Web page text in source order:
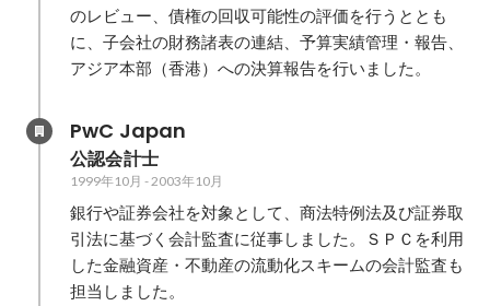
のレビュー、債権の回収可能性の評価を行うととも
に、子会社の財務諸表の連結、予算実績管理・報告、
アジア本部（香港）への決算報告を行いました。
PwC Japan
公認会計士
1999年10月 -2003年10月
銀行や証券会社を対象として、商法特例法及び証券取
引法に基づく会計監査に従事しました。ＳＰＣを利用
した金融資産・不動産の流動化スキームの会計監査も
担当しました。